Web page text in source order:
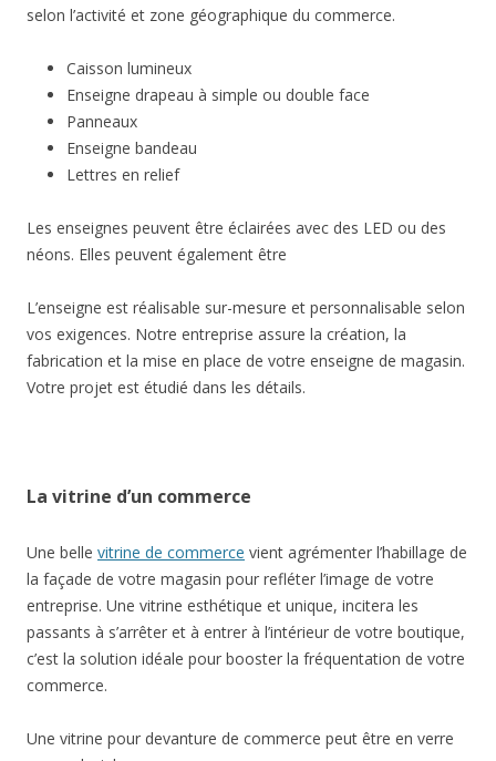
selon l’activité et zone géographique du commerce.
Caisson lumineux
Enseigne drapeau à simple ou double face
Panneaux
Enseigne bandeau
Lettres en relief
Les enseignes peuvent être éclairées avec des LED ou des
néons. Elles peuvent également être
L’enseigne est réalisable sur-mesure et personnalisable selon
vos exigences. Notre entreprise assure la création, la
fabrication et la mise en place de votre enseigne de magasin.
Votre projet est étudié dans les détails.
La vitrine d’un commerce
Une belle vitrine de commerce vient agrémenter l’habillage de
la façade de votre magasin pour refléter l’image de votre
entreprise. Une vitrine esthétique et unique, incitera les
passants à s’arrêter et à entrer à l’intérieur de votre boutique,
c’est la solution idéale pour booster la fréquentation de votre
commerce.
Une vitrine pour devanture de commerce peut être en verre